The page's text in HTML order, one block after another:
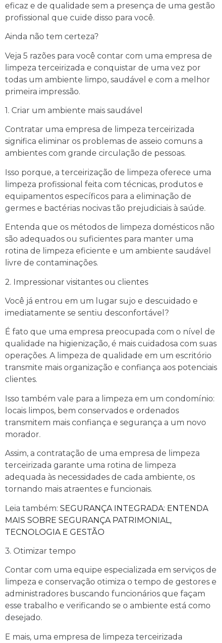
eficaz e de qualidade sem a presença de uma gestão
profissional que cuide disso para você.
Ainda não tem certeza?
Veja 5 razões para você contar com uma empresa de
limpeza terceirizada e conquistar de uma vez por
todas um ambiente limpo, saudável e com a melhor
primeira impressão.
1. Criar um ambiente mais saudável
Contratar uma empresa de limpeza terceirizada
significa eliminar os problemas de asseio comuns a
ambientes com grande circulação de pessoas.
Isso porque, a terceirização de limpeza oferece uma
limpeza profissional feita com técnicas, produtos e
equipamentos específicos para a eliminação de
germes e bactérias nocivas tão prejudiciais à saúde.
Entenda que os métodos de limpeza domésticos não
são adequados ou suficientes para manter uma
rotina de limpeza eficiente e um ambiente saudável
livre de contaminações.
2. Impressionar visitantes ou clientes
Você já entrou em um lugar sujo e descuidado e
imediatamente se sentiu desconfortável?
É fato que uma empresa preocupada com o nível de
qualidade na higienização, é mais cuidadosa com suas
operações. A limpeza de qualidade em um escritório
transmite mais organização e confiança aos potenciais
clientes.
Isso também vale para a limpeza em um condomínio:
locais limpos, bem conservados e ordenados
transmitem mais confiança e segurança a um novo
morador.
Assim, a contratação de uma empresa de limpeza
terceirizada garante uma rotina de limpeza
adequada às necessidades de cada ambiente, os
tornando mais atraentes e funcionais.
Leia também: SEGURANÇA INTEGRADA: ENTENDA
MAIS SOBRE SEGURANÇA PATRIMONIAL,
TECNOLOGIA E GESTÃO
3. Otimizar tempo
Contar com uma equipe especializada em serviços de
limpeza e conservação otimiza o tempo de gestores e
administradores buscando funcionários que façam
esse trabalho e verificando se o ambiente está como
desejado.
E mais, uma empresa de limpeza terceirizada